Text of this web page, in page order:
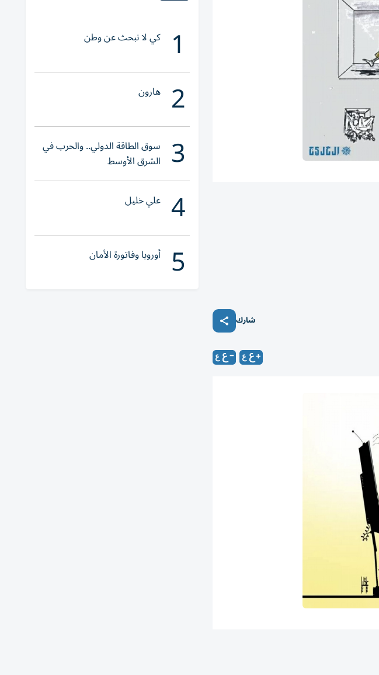
شارك
1 كي لا نبحث عن وطن
2 هارون
3 سوق الطاقة الدولي.. والحرب في
الشرق الأوسط
4 علي خليل
5 أوروبا وفاتورة الأمان